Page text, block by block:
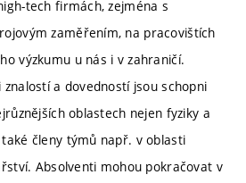
tech firmách, zejména s
zaměřením, na pracovištích
výzkumu u nás i v zahraničí.
znalostí a dovedností jsou schopni
oblastech nejen fyziky a
členy týmů např. v oblasti
Absolventi mohou pokračovat v